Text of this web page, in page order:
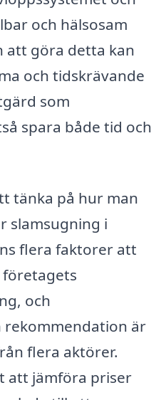
och hälsosam
att göra detta kan
och tidskrävande
som
spara både tid och
tänka på hur man
slamsugning i
flera faktorer att
och
rekommendation är
flera aktörer.
att jämföra priser